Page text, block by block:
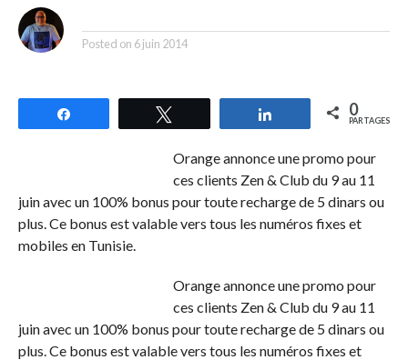
Posted on 6 juin 2014
Partagez 0
PARTAGES
Orange annonce une promo pour
ces clients Zen & Club du 9 au 11
juin avec un 100% bonus pour toute recharge de 5 dinars ou
plus. Ce bonus est valable vers tous les numéros fixes et
mobiles en Tunisie.
Orange annonce une promo pour
ces clients Zen & Club du 9 au 11
juin avec un 100% bonus pour toute recharge de 5 dinars ou
plus. Ce bonus est valable vers tous les numéros fixes et